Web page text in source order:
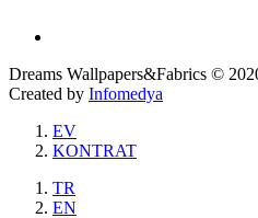
Dreams Wallpapers&Fabrics ©
Created by Infomedya
EV
KONTRAT
TR
EN